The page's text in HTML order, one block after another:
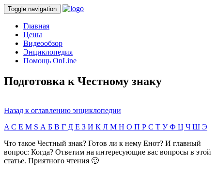
Toggle navigation
Главная
Цены
Видеообзор
Энциклопедия
Помощь OnLine
Подготовка к Честному знаку
Назад к оглавлению энциклопедии
A C E M S А Б В Г Д Е З И К Л М Н О П Р С Т УФ Ц Ч Ш Э
Что такое Честный знак? Готов ли к нему Енот? И главный
вопрос: Когда? Ответим на интересующие вас вопросы в этой
статье. Приятного чтения 🙂